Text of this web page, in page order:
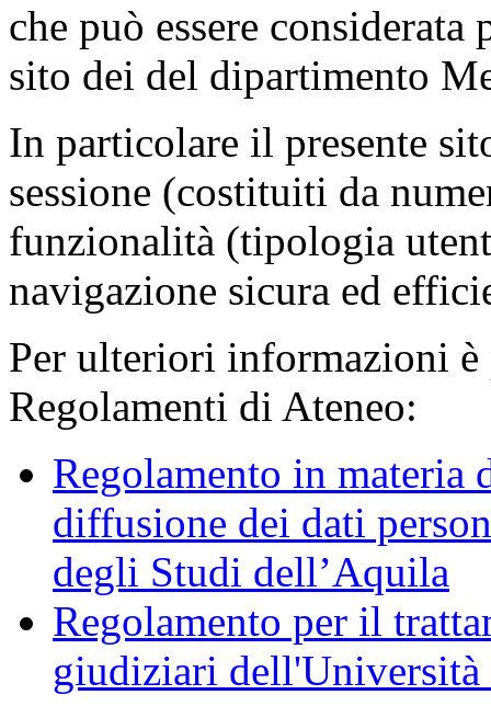
che può essere
sito dei del dipartimento
In particolare il presente
sessione (costituiti da
funzionalità (tipologia
navigazione sicura ed
Per ulteriori informazioni è
Regolamenti di Ateneo:
Regolamento in materia
diffusione dei dati
degli Studi dell’Aquila
Regolamento per il
giudiziari